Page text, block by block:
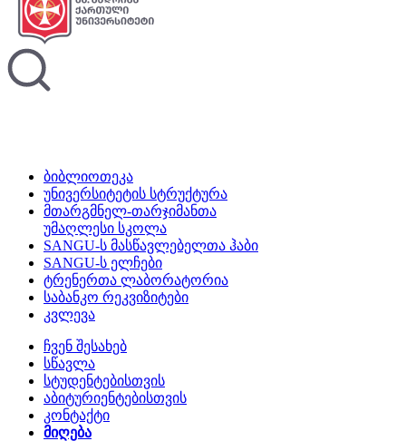
ბიბლიოთეკა
უნივერსიტეტის სტრუქტურა
მთარგმნელ-თარჯიმანთა
უმაღლესი სკოლა
SANGU-ს მასწავლებელთა ჰაბი
SANGU-ს ელჩები
ტრენერთა ლაბორატორია
საბანკო რეკვიზიტები
კვლევა
ჩვენ შესახებ
სწავლა
სტუდენტებისთვის
აბიტურიენტებისთვის
კონტაქტი
მიღება